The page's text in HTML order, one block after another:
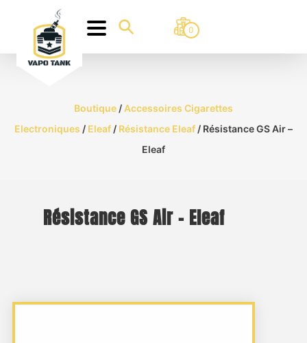
0
Boutique/ Accessoires Cigarettes
Electroniques / Eleaf/ Résistance Eleaf/ Résistance GS Air –
Eleaf
Résistance GS Air – Eleaf